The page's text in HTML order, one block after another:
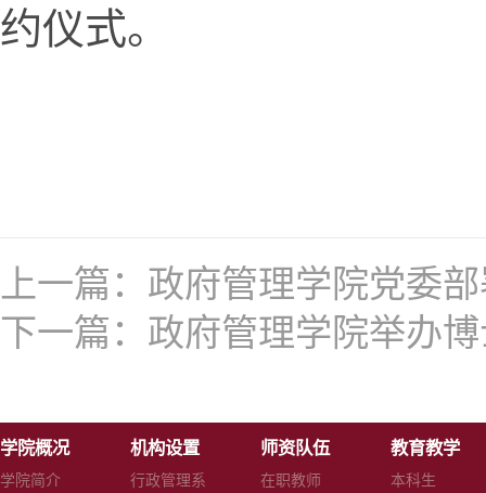
约仪式。
上一篇： 政府管理学院党委
下一篇： 政府管理学院举办
学院概况
学院简介
机构设置
行政管理系
师资队伍
在职教师
教育教学
本科生